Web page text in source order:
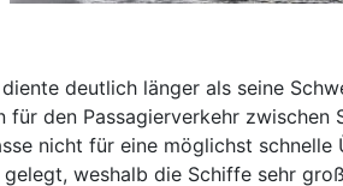
diente deutlich länger als seine
den Passagierverkehr
nicht für eine möglichst
weshalb die Schiffe sehr